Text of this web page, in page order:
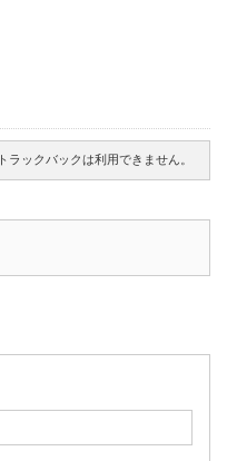
トラックバックは利用できません。